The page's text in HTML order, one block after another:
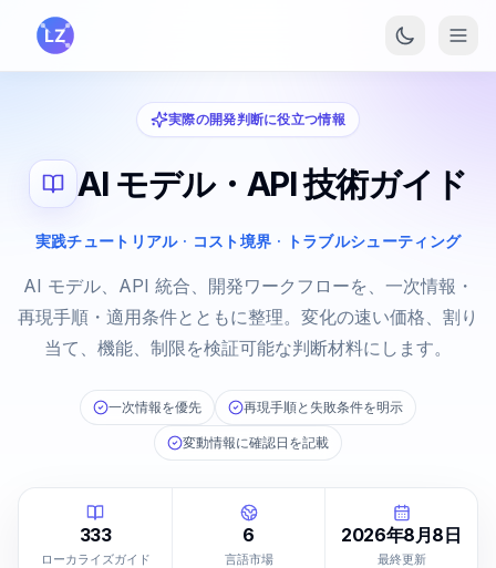
メインコンテンツへスキップ
実際の開発判断に役立つ情報
AI モデル・API 技術ガイド
実践チュートリアル · コスト境界 · トラブルシューティング
AI モデル、API 統合、開発ワークフローを、一次情報・
再現手順・適用条件とともに整理。変化の速い価格、割り
当て、機能、制限を検証可能な判断材料にします。
一次情報を優先 再現手順と失敗条件を明示
変動情報に確認日を記載
333
ローカライズガイド
6
言語市場
2026年8月8日
最終更新